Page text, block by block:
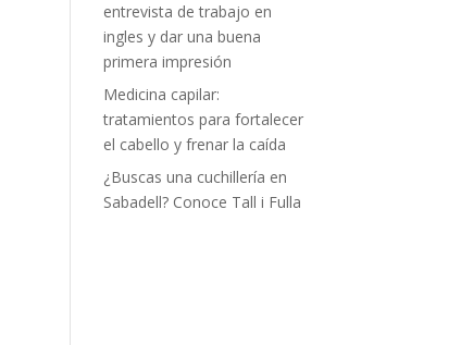
entrevista de trabajo en
ingles y dar una buena
primera impresión
Medicina capilar:
tratamientos para fortalecer
el cabello y frenar la caída
¿Buscas una cuchillería en
Sabadell? Conoce Tall i Fulla